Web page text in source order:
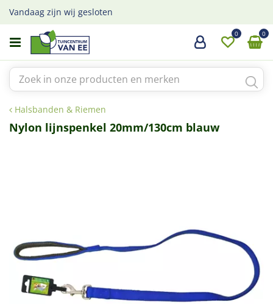
a
Halsbanden & Riemen
Vandaag zijn wij gesloten
Nylon lijnspenkel 20mm/130cm blauw